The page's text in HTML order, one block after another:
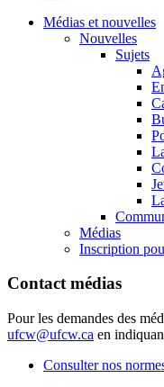
Médias et nouvelles
Nouvelles
Sujets
Médias
Inscription
Contact médias
Pour les demandes des
ufcw@ufcw.ca en
Consulter nos